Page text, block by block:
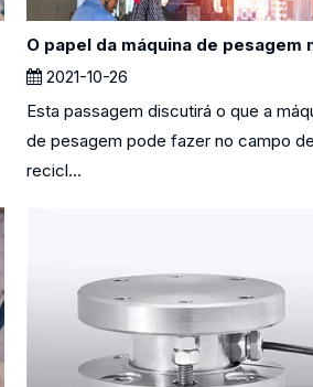
2021-10-26
Esta passagem discutirá o que a
de pesagem pode fazer no campo de
recicl...